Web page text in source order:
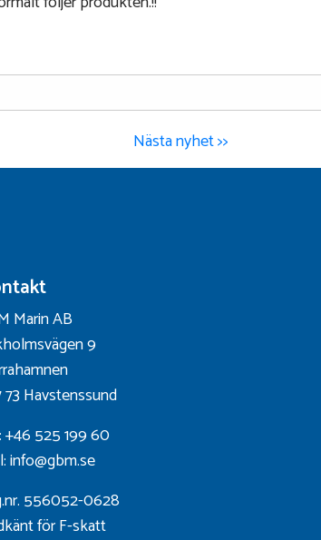
Nästa nyhet >>
Marin AB
9
73 Havstenssund
+46 525 199 60
info@gbm.se
556052-0628
för F-skatt